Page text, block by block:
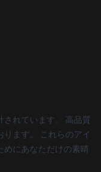
れています。 高品質
ます。 これらのアイ
めにあなただけの素晴